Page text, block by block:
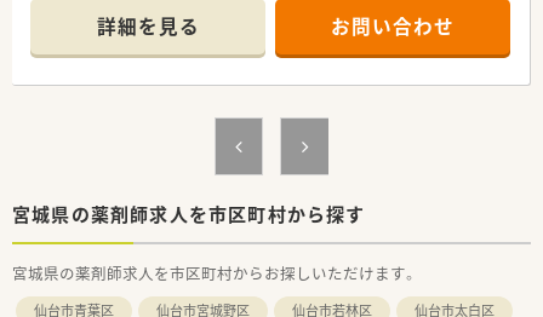
です。
ているのが特徴です。
■1日の処方箋枚数は約40枚と落ち着いており、常時1名から2名
の薬剤師で対応します。
■管理薬剤師の欠員補充のため、地域に根差して長く勤務してく
ださる方を募集しています。
■チームワークを大切にし、周囲と協力しながら丁寧な業務に取
【法人特徴について】
■仙台市内のみに9店舗の調剤薬局を展開しており、地域に密着
詳細を見る お問い合わせ
宮城県の薬剤師求人を市区町村から探す
宮城県の薬剤師求人を市区町村からお探しいただけます。
仙台市青葉区 仙台市宮城野区 仙台市若林区 仙台市太白区